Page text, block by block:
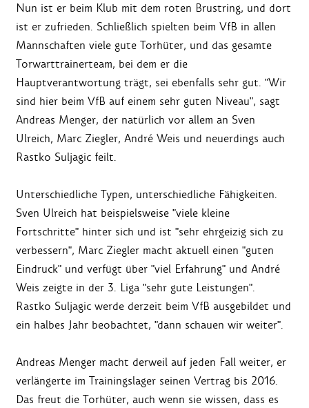
Nun ist er beim Klub mit dem roten Brustring, und dort
ist er zufrieden. Schließlich spielten beim VfB in allen
Mannschaften viele gute Torhüter, und das gesamte
Torwarttrainerteam, bei dem er die
Hauptverantwortung trägt, sei ebenfalls sehr gut. "Wir
sind hier beim VfB auf einem sehr guten Niveau", sagt
Andreas Menger, der natürlich vor allem an Sven
Ulreich, Marc Ziegler, André Weis und neuerdings auch
Rastko Suljagic feilt.
Unterschiedliche Typen, unterschiedliche Fähigkeiten.
Sven Ulreich hat beispielsweise "viele kleine
Fortschritte" hinter sich und ist "sehr ehrgeizig sich zu
verbessern", Marc Ziegler macht aktuell einen "guten
Eindruck" und verfügt über "viel Erfahrung" und André
Weis zeigte in der 3. Liga "sehr gute Leistungen".
Rastko Suljagic werde derzeit beim VfB ausgebildet und
ein halbes Jahr beobachtet, "dann schauen wir weiter".
Andreas Menger macht derweil auf jeden Fall weiter, er
verlängerte im Trainingslager seinen Vertrag bis 2016.
Das freut die Torhüter, auch wenn sie wissen, dass es